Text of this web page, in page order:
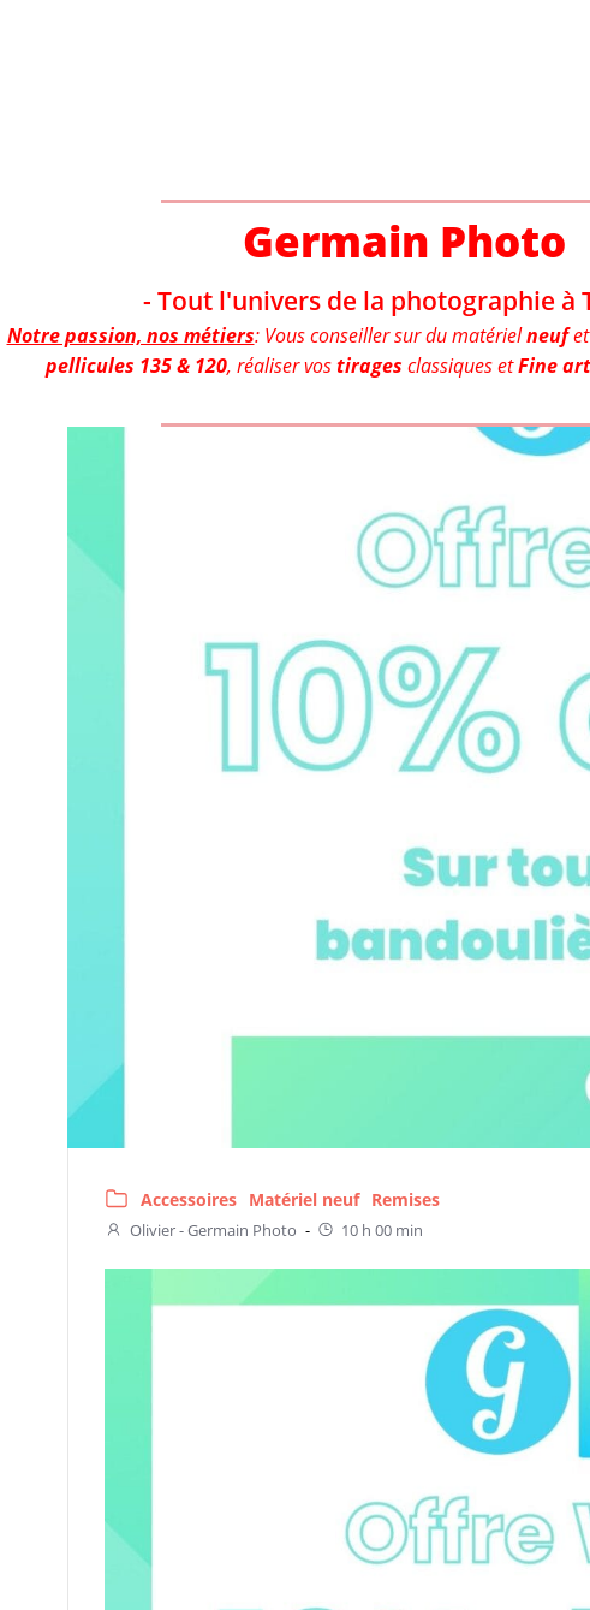
Germain Photo
- Tout l'univers de la photographie à
Notre passion, nos métiers: Vous conseiller sur du matérielneuf
pellicules 135 & 120, réaliser vostirages classiques etFine art
Accessoires Matériel neuf Remises
Olivier - Germain Photo - 10 h 00 min